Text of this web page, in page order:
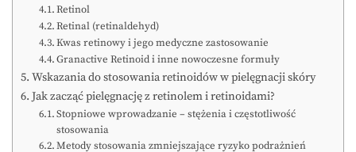
Retinol
Retinal (retinaldehyd)
Kwas retinowy i jego medyczne zastosowanie
Granactive Retinoid i inne nowoczesne formuły
Wskazania do stosowania retinoidów w pielęgnacji skóry
Jak zacząć pielęgnację z retinolem i retinoidami?
Stopniowe wprowadzanie – stężenia i częstotliwość
stosowania
Metody stosowania zmniejszające ryzyko podrażnień